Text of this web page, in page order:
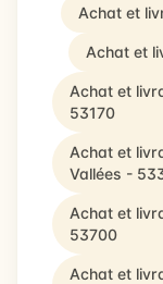
Achat et
Achat et
Achat et
53170
Achat et
Vallées -
Achat et
53700
Achat et